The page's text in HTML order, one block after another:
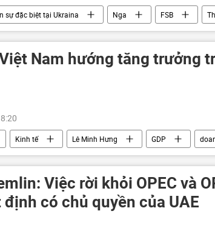
sự đặc biệt tại Ukraina Nga FSB
ở Ukraina
Crưm khủng bố
Nam hướng tăng trưởng
Kinh tế Lê Minh Hưng GDP
Bộ Tài Chính VN Chính phủ
Việc rời khỏi OPEC và
có chủ quyền của UAE